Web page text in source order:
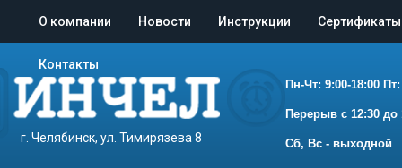
О компании Новости Инструкции Сертификаты
Контакты
г. Челябинск, ул. Тимирязева 8
Пн-Чт: 9:00-18:00
Перерыв с 12:30 до
Сб, Вс - выходной